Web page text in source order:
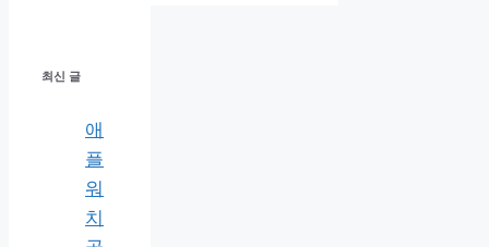
최신 글
애
플
워
치